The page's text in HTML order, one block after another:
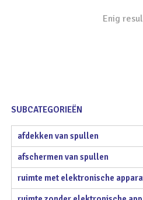
Enig
SUBCATEGORIEËN
afdekken van spullen
afschermen van spullen
ruimte met elektronische